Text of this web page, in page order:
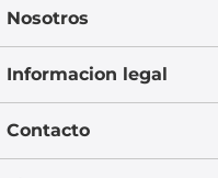
Nosotros
Informacion legal
Contacto